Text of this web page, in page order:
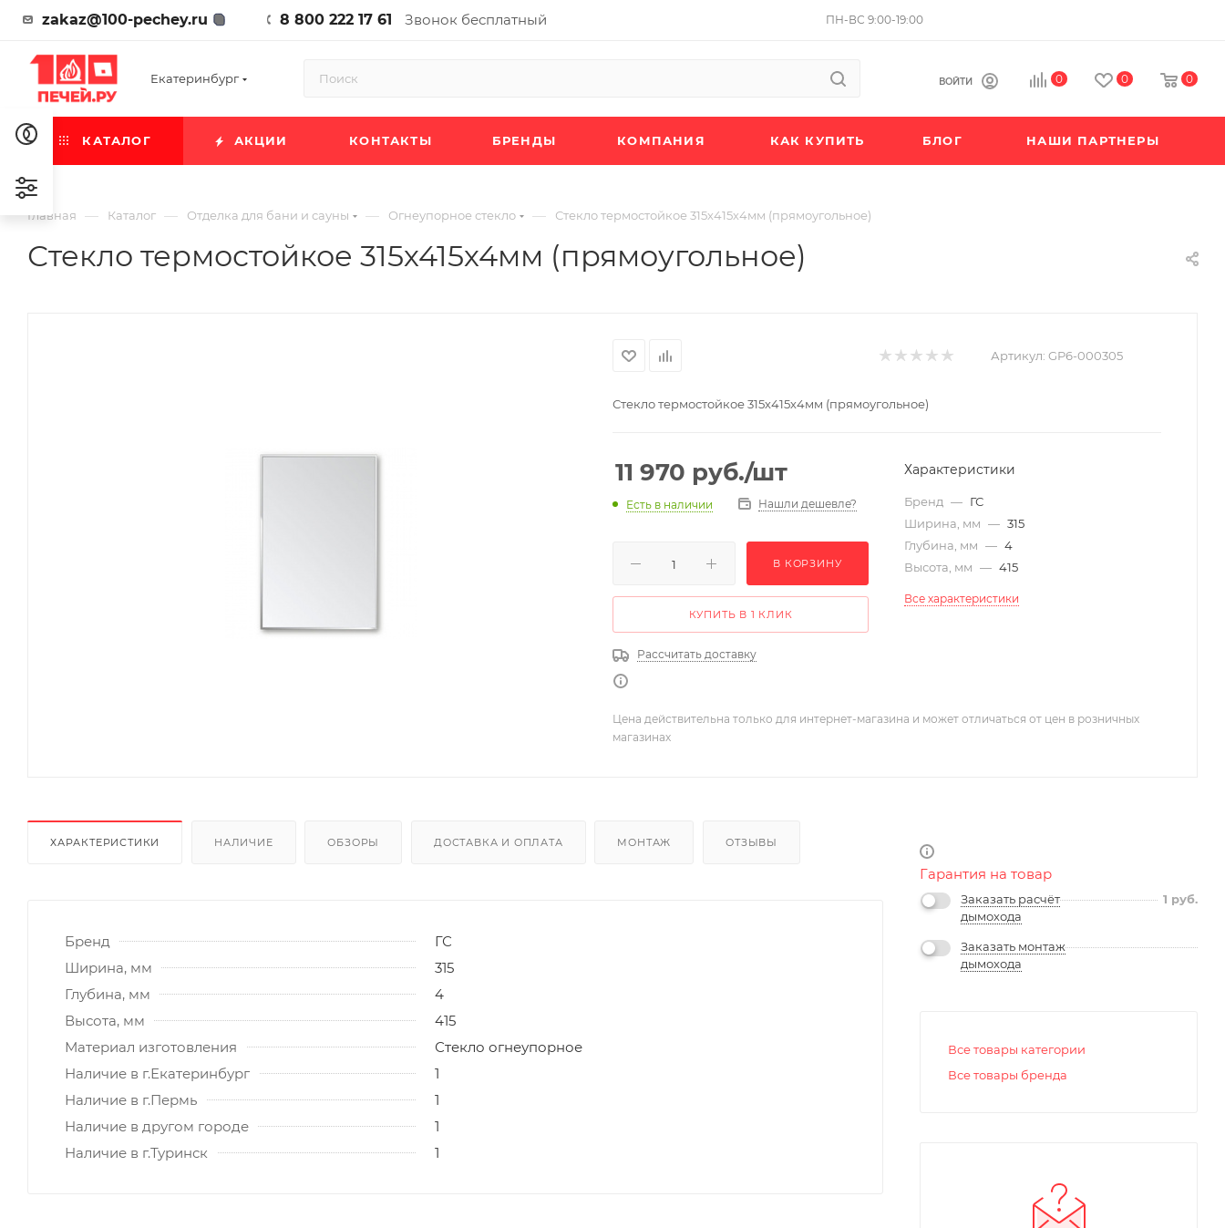
zakaz@100-pechey.ru 8 800 222 17 61 Звонок бесплатный ПН-ВС 9:00-19:00
Екатеринбург ВОЙТИ 0 0 0
КАТАЛОГ АКЦИИ КОНТАКТЫ БРЕНДЫ КОМПАНИЯ КАК КУПИТЬ БЛОГ НАШИ ПАРТНЕРЫ
Главная — Каталог — Отделка для бани и сауны — Огнеупорное стекло — Стекло термостойкое 315х415х4мм (прямоугольное)
Стекло термостойкое 315х415х4мм (прямоугольное)
Артикул: GP6-000305
Стекло термостойкое 315х415х4мм (прямоугольное)
11 970 руб./шт
Есть в наличии Нашли дешевле?
В КОРЗИНУ
КУПИТЬ В 1 КЛИК
Рассчитать доставку
Характеристики
Бренд — ГС
Ширина, мм — 315
Глубина, мм — 4
Высота, мм — 415
Все характеристики
Цена действительна только для интернет-магазина и может отличаться от цен в розничных
магазинах
ХАРАКТЕРИСТИКИ НАЛИЧИЕ ОБЗОРЫ ДОСТАВКА И ОПЛАТА МОНТАЖ ОТЗЫВЫ
Бренд
ГС
Ширина, мм
315
Глубина, мм
4
Высота, мм
415
Материал изготовления
Стекло огнеупорное
Наличие в г.Екатеринбург
1
Наличие в г.Пермь
1
Наличие в другом городе
1
Наличие в г.Туринск
1
Гарантия на товар
Заказать расчёт
дымохода
1 руб.
Заказать монтаж
дымохода
Все товары категории
Все товары бренда